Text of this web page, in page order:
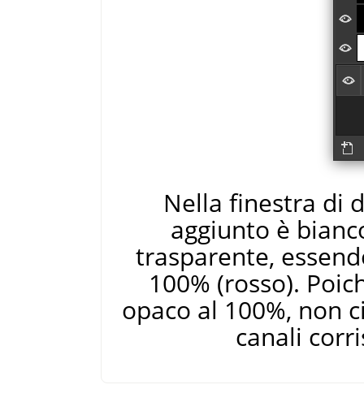
Nella finestra di
aggiunto è
trasparente,
100% (rosso).
opaco al 100%, non
canali